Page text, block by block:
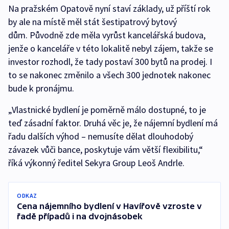
Na pražském Opatově nyní staví základy, už příští rok
by ale na místě měl stát šestipatrový bytový
dům. Původně zde měla vyrůst kancelářská budova,
jenže o kanceláře v této lokalitě nebyl zájem, takže se
investor rozhodl, že tady postaví 300 bytů na prodej. I
to se nakonec změnilo a všech 300 jednotek nakonec
bude k pronájmu.
„Vlastnické bydlení je poměrně málo dostupné, to je
teď zásadní faktor. Druhá věc je, že nájemní bydlení má
řadu dalších výhod – nemusíte dělat dlouhodobý
závazek vůči bance, poskytuje vám větší flexibilitu,“
říká výkonný ředitel Sekyra Group Leoš Andrle.
ODKAZ
Cena nájemního bydlení v Havířově vzroste v
řadě případů i na dvojnásobek